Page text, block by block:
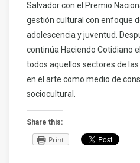
Salvador con el Premio
gestión cultural con enfoque
adolescencia y juventud.
continúa Haciendo Cotidiano
todos aquellos sectores de
en el arte como medio de
sociocultural.
Share this:
Print